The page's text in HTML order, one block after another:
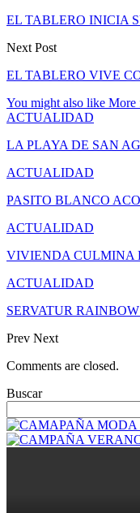
EL TABLERO INICIA
Next Post
EL TABLERO VIVE
You might also like More
ACTUALIDAD
LA PLAYA DE SAN
ACTUALIDAD
PASITO BLANCO
ACTUALIDAD
VIVIENDA CULMINA
ACTUALIDAD
SERVATUR
Prev Next
Comments are closed.
Buscar